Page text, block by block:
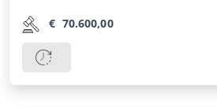
€ 70.600,00